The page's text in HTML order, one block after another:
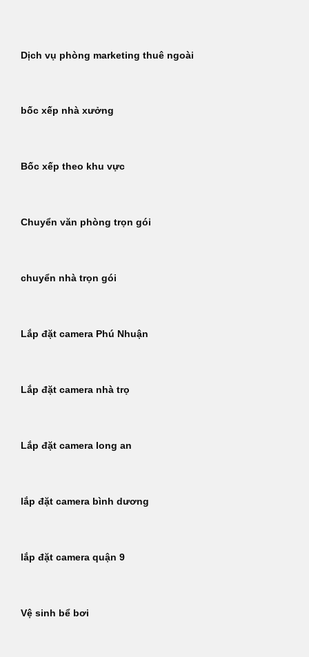
dungDịch vụ phòng marketing thuê ngoài
bốc xếp nhà xưởng
Bốc xếp theo khu vực
Chuyển văn phòng trọn gói
chuyển nhà trọn gói
Lắp đặt camera Phú Nhuận
Lắp đặt camera nhà trọ
Lắp đặt camera long an
lắp đặt camera bình dương
lắp đặt camera quận 9
Vệ sinh bể bơi